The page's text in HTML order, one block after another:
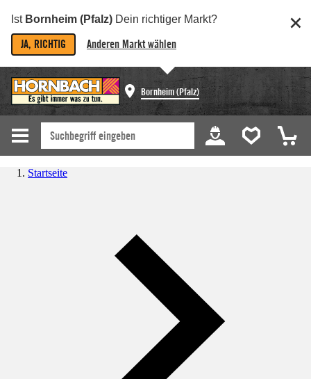
Ist Bornheim (Pfalz) Dein richtiger Markt?
JA, RICHTIG Anderen Markt wählen
Bornheim (Pfalz)
Startseite